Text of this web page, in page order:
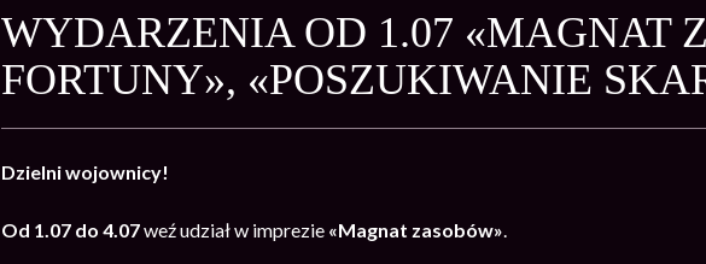
WYDARZENIA OD 1.07 «MAGNAT
FORTUNY», «POSZUKIWANIE
Dzielni wojownicy!
Od 1.07 do 4.07weź udział w imprezie «Magnat zasobów».